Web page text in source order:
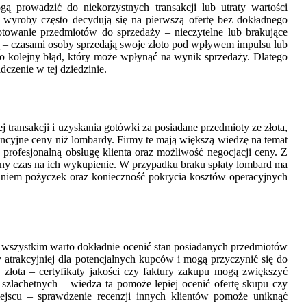
prowadzić do niekorzystnych transakcji lub utraty wartości
często decydują się na pierwszą ofertę bez dokładnego
przedmiotów do sprzedaży – nieczytelne lub brakujące
osoby sprzedają swoje złoto pod wpływem impulsu lub
błąd, który może wpłynąć na wynik sprzedaży. Dlatego
w tej dziedzinie.
i uzyskania gotówki za posiadane przedmioty ze złota,
ceny niż lombardy. Firmy te mają większą wiedzę na temat
obsługę klienta oraz możliwość negocjacji ceny. Z
czas na ich wykupienie. W przypadku braku spłaty lombard ma
pożyczek oraz konieczność pokrycia kosztów operacyjnych
warto dokładnie ocenić stan posiadanych przedmiotów
dla potencjalnych kupców i mogą przyczynić się do
– certyfikaty jakości czy faktury zakupu mogą zwiększyć
– wiedza ta pomoże lepiej ocenić ofertę skupu czy
– sprawdzenie recenzji innych klientów pomoże uniknąć